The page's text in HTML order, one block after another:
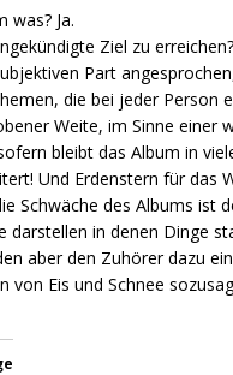
was? Ja.
Ziel zu
Part
die bei jeder Person
Weite, im Sinne einer
bleibt das Album in
Und Erdenstern für das
Schwäche des Albums ist
darstellen in denen Dinge
aber den Zuhörer dazu
von Eis und Schnee